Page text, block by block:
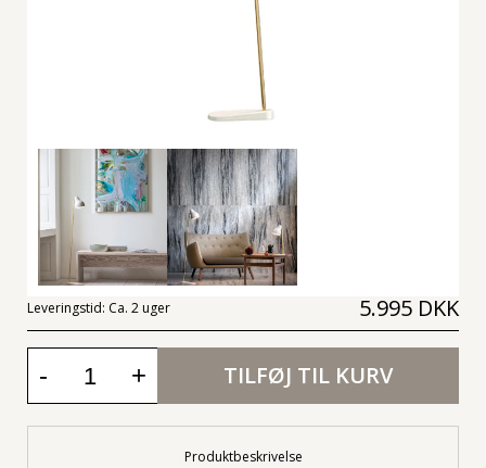
Leveringstid: Ca. 2 uger 5.995 DKK
- + TILFØJ TIL KURV
Produktbeskrivelse